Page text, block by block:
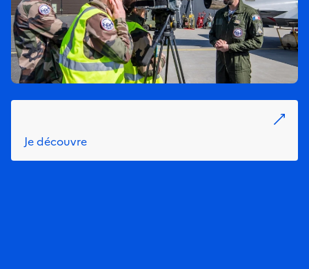
Je découvre